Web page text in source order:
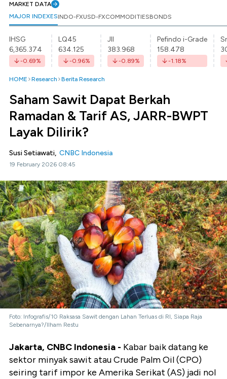
MARKET DATA
MAJOR INDEXESINDO-FXUSD-FXCOMMODITIESBONDS
IHSG
6,365.374
-0.69%
LQ45
634.125
-0.96%
JII
383.968
-0.89%
Pefindo i-Grade
158.478
-1.18%
HOME Research Berita Research
Saham Sawit Dapat Berkah
Ramadan & Tarif AS, JARR-BWPT
Layak Dilirik?
Susi Setiawati, CNBC Indonesia
19 February 2026 08:45
Foto: Infografis/10 Raksasa Sawit dengan Lahan Terluas di RI, Siapa Raja
Sebenarnya?/Ilham Restu
Jakarta, CNBC Indonesia - Kabar baik datang ke
sektor minyak sawit atau Crude Palm Oil (CPO)
seiring tarif impor ke Amerika Serikat (AS) jadi nol